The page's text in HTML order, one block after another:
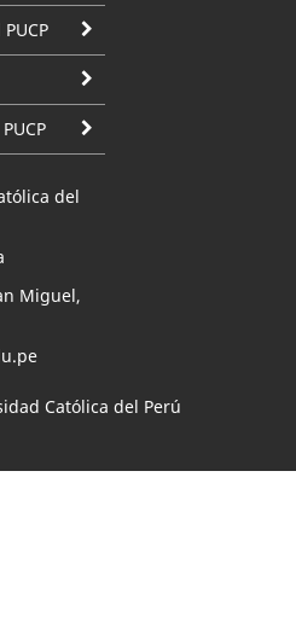
del
Miguel,
Católica del Perú